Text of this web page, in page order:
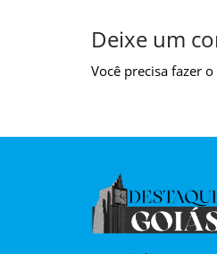
Deixe um
Você precisa fazer o